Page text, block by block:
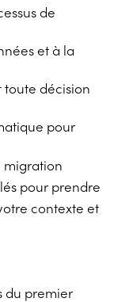
de
et à la
décision
pour
migration
pour prendre
contexte et
du premier